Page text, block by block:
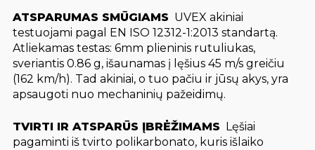
ATSPARUMAS SMŪGIAMS  UVEX akiniai
testuojami pagal EN ISO 12312-1:2013 standartą.
Atliekamas testas: 6mm plieninis rutuliukas,
sveriantis 0.86 g, išaunamas į lęšius 45 m/s greičiu
(162 km/h). Tad akiniai, o tuo pačiu ir jūsų akys, yra
apsaugoti nuo mechaninių pažeidimų.
TVIRTI IR ATSPARŪS ĮBRĖŽIMAMS  Lęšiai
pagaminti iš tvirto polikarbonato, kuris išlaiko